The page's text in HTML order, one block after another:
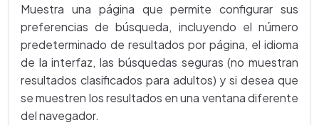
Muestra una página que permite configurar sus
preferencias de búsqueda, incluyendo el número
predeterminado de resultados por página, el idioma
de la interfaz, las búsquedas seguras (no muestran
resultados clasificados para adultos) y si desea que
se muestren los resultados en una ventana diferente
del navegador.